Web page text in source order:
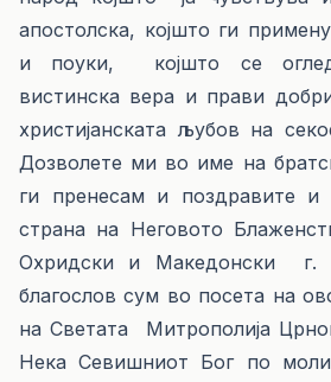
апостолска, којшто ги
и поуки, којшто се
вистинска вера и прави
христијанската љубов на
Дозволете ми во име на
ги пренесам и поздравите и
страна на Неговото
Охридски и Македонски г.
благослов сум во посета на
на Светата Митрополија
Нека Севишниот Бог по